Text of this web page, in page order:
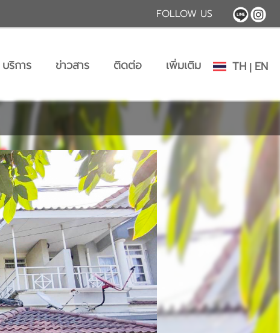
FOLLOW US
บริการ ข่าวสาร ติดต่อ เพิ่มเติม TH EN